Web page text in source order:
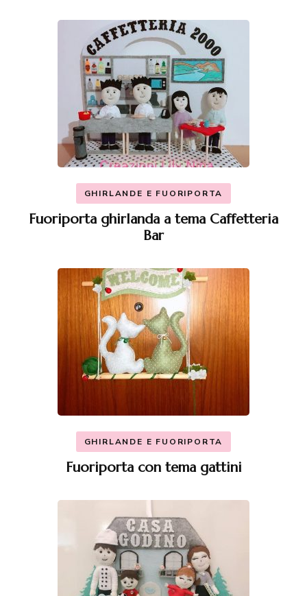
GHIRLANDE E FUORIPORTA
Fuoriporta ghirlanda a tema Caffetteria
Bar
GHIRLANDE E FUORIPORTA
Fuoriporta con tema gattini